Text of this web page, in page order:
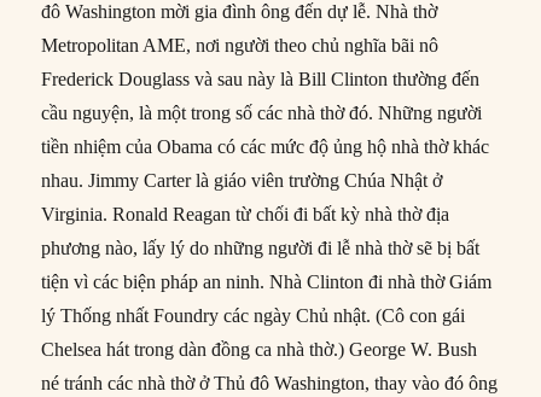
đô Washington mời gia đình ông đến dự lễ. Nhà thờ
Metropolitan AME, nơi người theo chủ nghĩa bãi nô
Frederick Douglass và sau này là Bill Clinton thường đến
cầu nguyện, là một trong số các nhà thờ đó. Những người
tiền nhiệm của Obama có các mức độ ủng hộ nhà thờ khác
nhau. Jimmy Carter là giáo viên trường Chúa Nhật ở
Virginia. Ronald Reagan từ chối đi bất kỳ nhà thờ địa
phương nào, lấy lý do những người đi lễ nhà thờ sẽ bị bất
tiện vì các biện pháp an ninh. Nhà Clinton đi nhà thờ Giám
lý Thống nhất Foundry các ngày Chủ nhật. (Cô con gái
Chelsea hát trong dàn đồng ca nhà thờ.) George W. Bush
né tránh các nhà thờ ở Thủ đô Washington, thay vào đó ông